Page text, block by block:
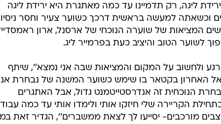
ליגה, רק תדמיינו עד כמה מאתגרת היא ירידת ליגה
וכשאתה למעשה בראשית דרכך כשוער צעיר וחסר
עד לפני בסך הכל 18 חודשים המציאות של שוערה הנוכחי של ארסנל, ארון
לשוער הטוב והיציב כעת בפרמייר ליג.
ולחשוב על המקום והמציאות שבה אני נמצא'', שיתף
האחרון בקטאר בו שימש כשוער המשנה של נבחרת
הנוכחית זה אנדרסטייטמנט גדול, אבל האתגרים
הקריירה שלי חיזקו אותי ולימדו אותי עד כמה
מורכבים- יסייעו לך לצאת ממשברים'', הגדיר זאת